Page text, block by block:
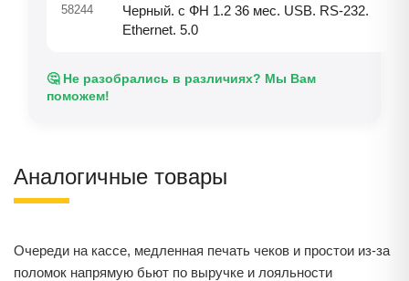
58244
Черный. с ФН 1.2 36 мес. USB. RS-232.
Ethernet. 5.0
🤔 Не разобрались в различиях? Мы Вам
поможем!
Аналогичные товары
Очереди на кассе, медленная печать чеков и простои из-за
поломок напрямую бьют по выручке и лояльности